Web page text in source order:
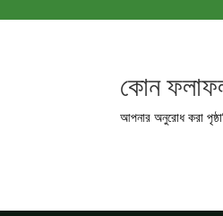
কোন
আপনার অনুরোধ করা